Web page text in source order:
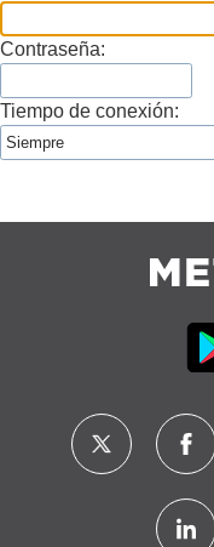
Contraseña:
Tiempo de conexión: